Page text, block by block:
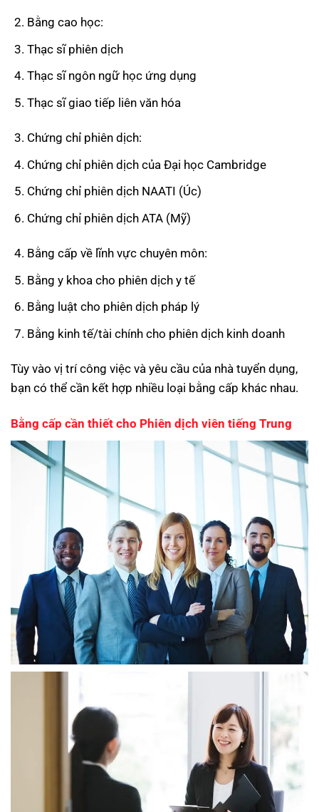
Bằng cao học:
Thạc sĩ phiên dịch
Thạc sĩ ngôn ngữ học ứng dụng
Thạc sĩ giao tiếp liên văn hóa
Chứng chỉ phiên dịch:
Chứng chỉ phiên dịch của Đại học Cambridge
Chứng chỉ phiên dịch NAATI (Úc)
Chứng chỉ phiên dịch ATA (Mỹ)
Bằng cấp về lĩnh vực chuyên môn:
Bằng y khoa cho phiên dịch y tế
Bằng luật cho phiên dịch pháp lý
Bằng kinh tế/tài chính cho phiên dịch kinh doanh
Tùy vào vị trí công việc và yêu cầu của nhà tuyển dụng,
bạn có thể cần kết hợp nhiều loại bằng cấp khác nhau.
Bằng cấp cần thiết cho Phiên dịch viên tiếng Trung